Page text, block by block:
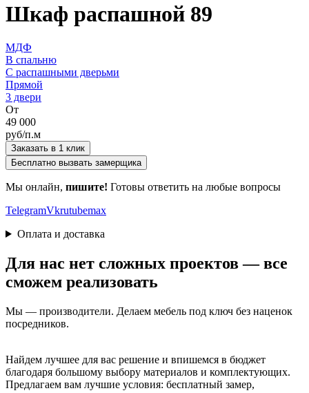
Шкаф распашной 89
МДФ
В спальню
С распашными дверьми
Прямой
3 двери
От
49 000
руб/п.м
Заказать в 1 клик
Бесплатно вызвать замерщика
Мы онлайн, пишите! Готовы ответить на любые вопросы
TelegramVkrutubemax
Оплата и доставка
Для нас нет сложных проектов — все
сможем реализовать
Мы — производители. Делаем мебель под ключ без наценок
посредников.
Найдем лучшее для вас решение и впишемся в бюджет
благодаря большому выбору материалов и комплектующих.
Предлагаем вам лучшие условия: бесплатный замер,